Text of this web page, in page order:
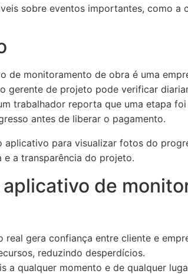
sobre eventos importantes, como a
monitoramento de obra é uma
gerente de projeto pode verificar
trabalhador reporta que uma etapa
antes de liberar o pagamento.
para visualizar fotos do
e a transparência do projeto.
de
real gera confiança entre cliente e
reduzindo desperdícios.
a qualquer momento e de qualquer